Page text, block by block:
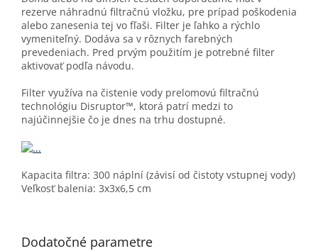
rezerve náhradnú filtračnú vložku, pre prípad poškodenia
alebo zanesenia tej vo fľaši. Filter je ľahko a rýchlo
vymeniteľný. Dodáva sa v rôznych farebných
prevedeniach. Pred prvým použitím je potrebné filter
aktivovať podľa návodu.
Filter využíva na čistenie vody prelomovú filtračnú
technológiu Disruptor™, ktorá patrí medzi to
najúčinnejšie čo je dnes na trhu dostupné.
Kapacita filtra: 300 náplní (závisí od čistoty vstupnej vody)
Veľkosť balenia: 3x3x6,5 cm
Dodatočné parametre